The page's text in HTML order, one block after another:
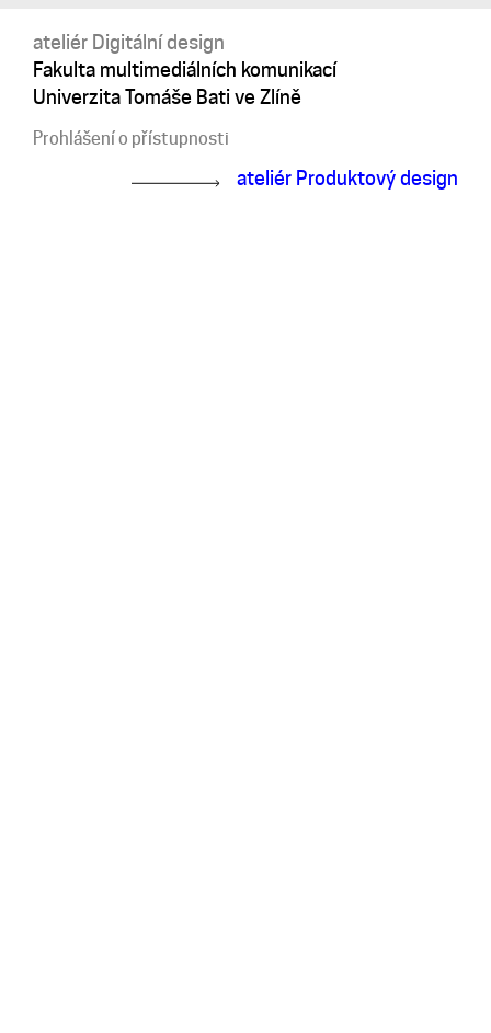
ateliér Digitální design
Fakulta multimediálních komunikací
Univerzita Tomáše Bati ve Zlíně
Prohlášení o přístupnosti
ateliér Produktový design